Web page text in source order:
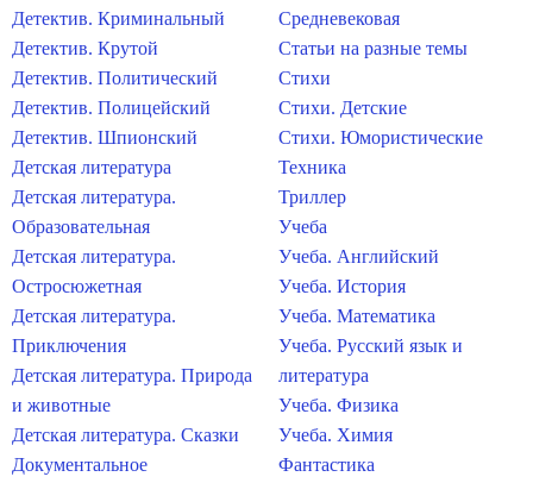
Детектив. Криминальный
Детектив. Крутой
Детектив. Политический
Детектив. Полицейский
Детектив. Шпионский
Детская литература
Детская литература.
Образовательная
Детская литература.
Остросюжетная
Детская литература.
Приключения
Детская литература. Природа
и животные
Детская литература. Сказки
Документальное
Средневековая
Статьи на разные темы
Стихи
Стихи. Детские
Стихи. Юмористические
Техника
Триллер
Учеба
Учеба. Английский
Учеба. История
Учеба. Математика
Учеба. Русский язык и
литература
Учеба. Физика
Учеба. Химия
Фантастика